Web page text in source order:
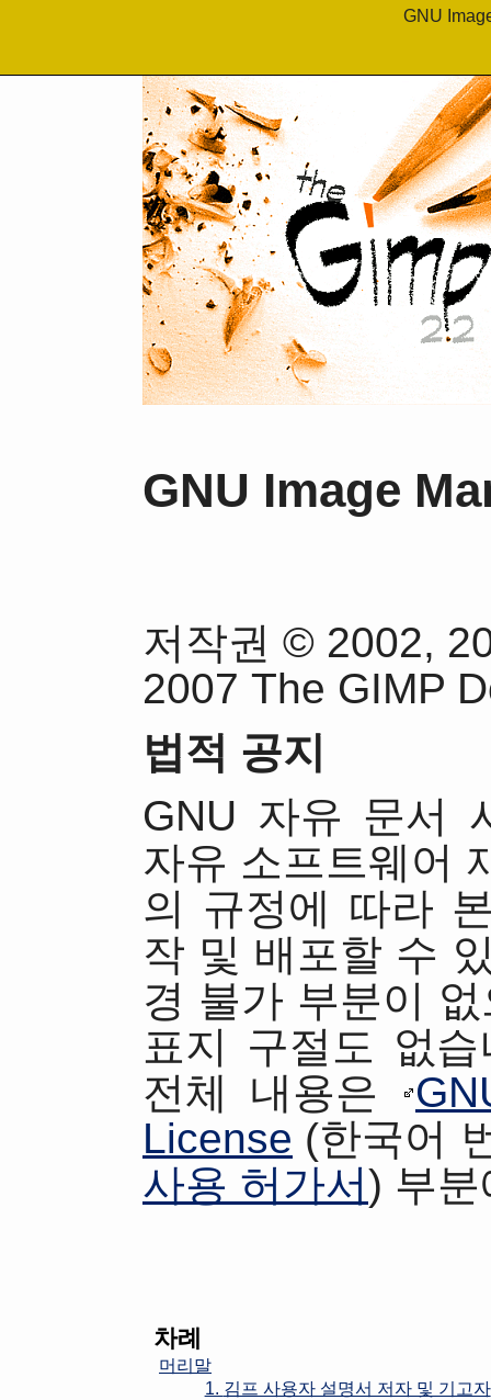
GNU
GNU Image
저작권 © 2002,
2007 The GIMP
법적 공지
GNU 자유 문서
자유 소프트웨어
의 규정에 따라
작 및 배포할 수
경 불가 부분이
표지 구절도 없
전체 내용은
License (한국어
사용 허가서) 부
차례
머리말
1. 김프 사용자 설명서 저자 및 기고자